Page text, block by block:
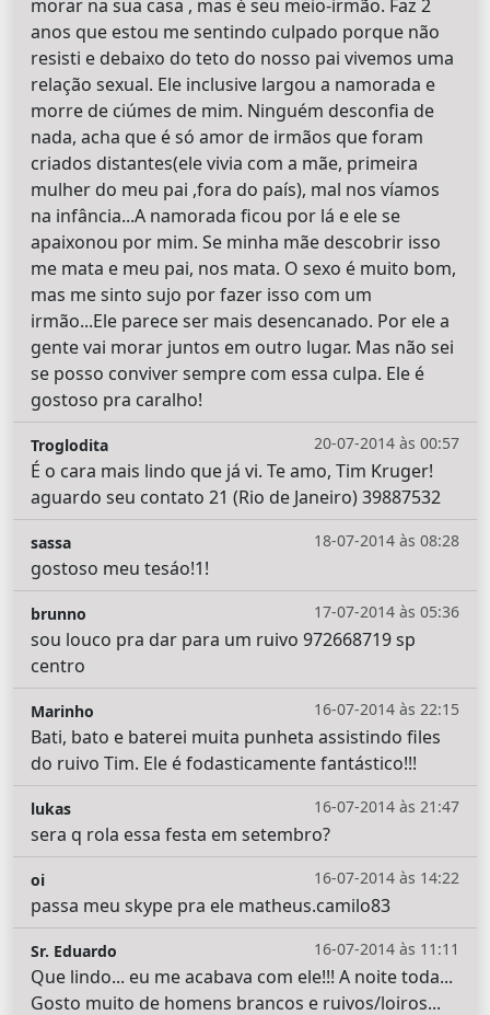
morar na sua casa , mas é seu meio-irmão. Faz 2
anos que estou me sentindo culpado porque não
resisti e debaixo do teto do nosso pai vivemos uma
relação sexual. Ele inclusive largou a namorada e
morre de ciúmes de mim. Ninguém desconfia de
nada, acha que é só amor de irmãos que foram
criados distantes(ele vivia com a mãe, primeira
mulher do meu pai ,fora do país), mal nos víamos
na infância...A namorada ficou por lá e ele se
apaixonou por mim. Se minha mãe descobrir isso
me mata e meu pai, nos mata. O sexo é muito bom,
mas me sinto sujo por fazer isso com um
irmão...Ele parece ser mais desencanado. Por ele a
gente vai morar juntos em outro lugar. Mas não sei
se posso conviver sempre com essa culpa. Ele é
gostoso pra caralho!
20-07-2014 às 00:57
Troglodita
É o cara mais lindo que já vi. Te amo, Tim Kruger!
aguardo seu contato 21 (Rio de Janeiro) 39887532
18-07-2014 às 08:28
sassa
gostoso meu tesáo!1!
17-07-2014 às 05:36
brunno
sou louco pra dar para um ruivo 972668719 sp
centro
16-07-2014 às 22:15
Marinho
Bati, bato e baterei muita punheta assistindo files
do ruivo Tim. Ele é fodasticamente fantástico!!!
16-07-2014 às 21:47
lukas
sera q rola essa festa em setembro?
16-07-2014 às 14:22
oi
passa meu skype pra ele matheus.camilo83
16-07-2014 às 11:11
Sr. Eduardo
Que lindo... eu me acabava com ele!!! A noite toda...
Gosto muito de homens brancos e ruivos/loiros...